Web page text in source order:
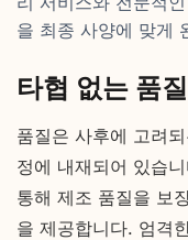
을 최종 사양에 맞게
타협 없는 품
품질은 사후에 고려
정에 내재되어 있습
통해 제조 품질을 보
을 제공합니다. 엄격